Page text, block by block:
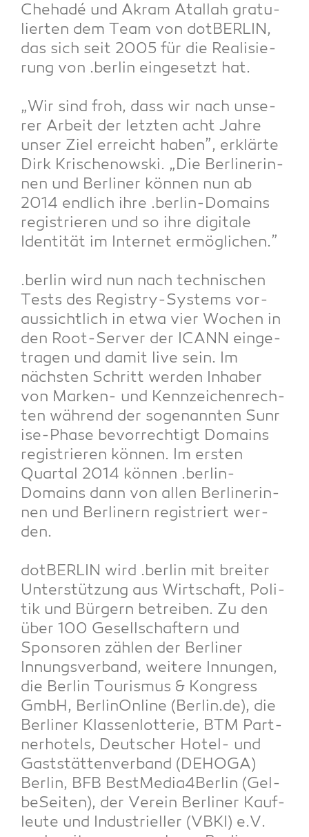
Che­ha­dé und Akram Ata­l­lah gra­tu­
lier­ten dem Team von dot­BER­LIN,
das sich seit 2005 für die Rea­li­sie­
rung von .ber­lin ein­ge­setzt hat.
„Wir sind froh, dass wir nach unse­
rer Arbeit der letz­ten acht Jah­re
unser Ziel erreicht haben”, erklär­te
Dirk Kri­schenow­ski. „Die Ber­li­ne­rin­
nen und Ber­li­ner kön­nen nun ab
2014 end­lich ihre .ber­lin-Domains
regis­trie­ren und so ihre digi­ta­le
Iden­ti­tät im Inter­net ermög­li­chen.”
.ber­lin wird nun nach tech­ni­schen
Tests des Regis­try-Sys­tems vor­
aus­sicht­lich in etwa vier Wochen in
den Root-Ser­ver der ICANN ein­ge­
tra­gen und damit live sein. Im
nächs­ten Schritt wer­den Inha­ber
von Mar­ken- und Kenn­zei­chen­rech­
ten wäh­rend der soge­nann­ten Sun­r
i­se-Pha­se bevor­rech­tigt Domains
regis­trie­ren kön­nen. Im ers­ten
Quar­tal 2014 kön­nen .ber­lin-
Domains dann von allen Ber­li­ne­rin­
nen und Ber­li­nern regis­triert wer­
den.
dot­BER­LIN wird .ber­lin mit brei­ter
Unter­stüt­zung aus Wirt­schaft, Poli­
tik und Bür­gern betrei­ben. Zu den
über 100 Gesell­schaf­tern und
Spon­so­ren zäh­len der Ber­li­ner
Innungs­ver­band, wei­te­re Innun­gen,
die Ber­lin Tou­ris­mus & Kon­gress
GmbH, Ber­li­nOn­line (Berlin.de), die
Ber­li­ner Klas­sen­lot­te­rie, BTM Part­
ner­ho­tels, Deut­scher Hotel- und
Gast­stät­ten­ver­band (DEHOGA)
Ber­lin, BFB BestMedia4Berlin (Gel­
be­Sei­ten), der Ver­ein Ber­li­ner Kauf­
leu­te und Indus­tri­el­ler (VBKI) e.V.